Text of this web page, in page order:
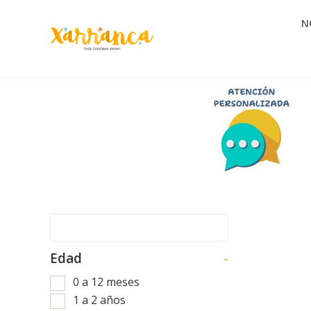
Edad -
0 a 12 meses
1 a 2 años